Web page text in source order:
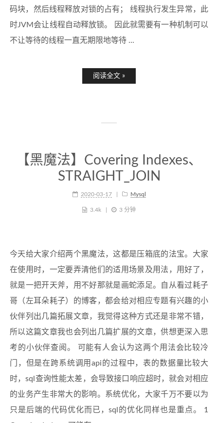
码块，然后线程释放对锁的占有； 线程执行发生异常，此
时JVM会让线程自动释放锁。 因此就需要有一种机制可以
不让等待的线程一直无期限地等待 ...
阅读全文 »
【黑魔法】Covering Indexes、
STRAIGHT_JOIN
2020-03-17 Mysql
3.4k 3 分钟
今天给大家介绍两个黑魔法，这都是压箱底的法宝。大家
在使用时，一定要弄清他们的适用场景及用法，用好了，
就是一把开天斧，用不好那就是画蛇添足。自从看过耗子
哥（左耳朵耗子）的博客，都会给对相应专题有兴趣的小
伙伴列出几篇拓展文章，我觉得这种方式还是非常不错，
所以这篇文章我也会列出几篇扩展的文章，供想更深入思
考的小伙伴查阅。 可能有人会认为这两个用法会比较冷
门，但是在跨系统调用api的过程中，表的数据量比较大
时，sql查询性能太差，会导致接口响应超时，就会对相应
的业务产生非常大的影响。系统优化，大家千万不要以为
只是后端的代码优化而已，sql的优化同样也是重点。 1